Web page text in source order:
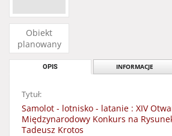
Obiekt
planowany
OPIS INFORMACJE
Tytuł:
Samolot - lotnisko - latanie : XIV
Międzynarodowy Konkurs na
Tadeusz Krotos